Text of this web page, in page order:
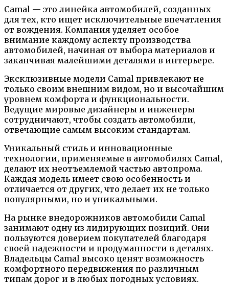
Camal — это линейка автомобилей, созданных
для тех, кто ищет исключительные впечатления
от вождения. Компания уделяет особое
внимание каждому аспекту производства
автомобилей, начиная от выбора материалов и
заканчивая малейшими деталями в интерьере.
Эксклюзивные модели Camal привлекают не
только своим внешним видом, но и высочайшим
уровнем комфорта и функциональности.
Ведущие мировые дизайнеры и инженеры
сотрудничают, чтобы создать автомобили,
отвечающие самым высоким стандартам.
Уникальный стиль и инновационные
технологии, применяемые в автомобилях Camal,
делают их неотъемлемой частью автопрома.
Каждая модель имеет свою особенность и
отличается от других, что делает их не только
популярными, но и уникальными.
На рынке внедорожников автомобили Camal
занимают одну из лидирующих позиций. Они
пользуются доверием покупателей благодаря
своей надежности и продуманности в деталях.
Владельцы Camal высоко ценят возможность
комфортного передвижения по различным
типам дорог и в любых погодных условиях.